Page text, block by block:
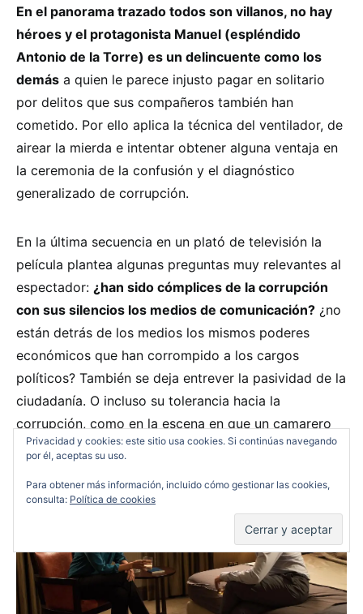
En el panorama trazado todos son villanos, no hay
héroes y el protagonista Manuel (espléndido
Antonio de la Torre) es un delincuente como los
demás a quien le parece injusto pagar en solitario
por delitos que sus compañeros también han
cometido. Por ello aplica la técnica del ventilador, de
airear la mierda e intentar obtener alguna ventaja en
la ceremonia de la confusión y el diagnóstico
generalizado de corrupción.
En la última secuencia en un plató de televisión la
película plantea algunas preguntas muy relevantes al
espectador: ¿han sido cómplices de la corrupción
con sus silencios los medios de comunicación? ¿no
están detrás de los medios los mismos poderes
económicos que han corrompido a los cargos
políticos? También se deja entrever la pasividad de la
ciudadanía. O incluso su tolerancia hacia la
corrupción, como en la escena en que un camarero
se equivoca y devuelve al cliente dinero de más.
Privacidad y cookies: este sitio usa cookies. Si continúas navegando
por él, aceptas su uso.
Para obtener más información, incluido cómo gestionar las cookies,
consulta: Política de cookies